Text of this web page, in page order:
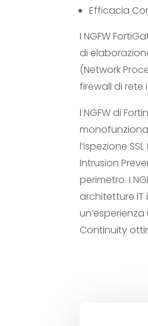
Efficacia
I NGFW
di
(Network
firewall di rete
I NGFW di
l’ispezione
Intrusion
perimetro. I
architetture
Continuity